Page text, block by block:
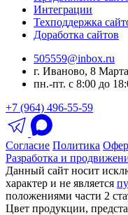
Интеграции
Техподдержка
Доработка сайтов
505559@inbox.ru
г. Иваново, 8
пн.-пт. с 8:00 до
+7 (964) 496-55-59
Согласие Политика
Разработка и
Данный сайт носит
характер и не является
положениями части 2
Цвет продукции,